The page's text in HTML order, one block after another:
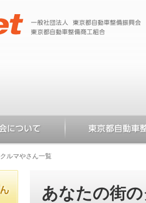
クルマやさん一覧
あなたの街